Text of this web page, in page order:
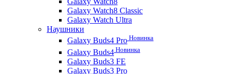
Galaxy Watch8 Classic
Galaxy Watch Ultra
Наушники
Galaxy Buds4 Pro Новинка
Galaxy Buds4 Новинка
Galaxy Buds3 FE
Galaxy Buds3 Pro